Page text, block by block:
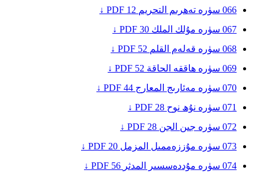
066 سۈرە تەھرىم التحريم 12
PDF ↓
067 سۈرە مۇلك الملك 30
PDF ↓
068 سۈرە قەلەم القلم 52
PDF ↓
069 سۈرە ھاققە الحاقة 52
PDF ↓
070 سۈرە مەئارىج المعارج 44
PDF ↓
071 سۈرە نۇھ نوح 28
PDF ↓
072 سۈرە جىن الجن 28
PDF ↓
073 سۈرە مۇززەممىل المزمل 20
PDF ↓
074 سۈرە مۇددەسسىر المدثر 56
PDF ↓